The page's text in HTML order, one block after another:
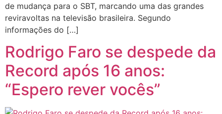
de mudança para o SBT, marcando uma das grandes
reviravoltas na televisão brasileira. Segundo
informações do […]
Rodrigo Faro se despede da
Record após 16 anos:
“Espero rever vocês”